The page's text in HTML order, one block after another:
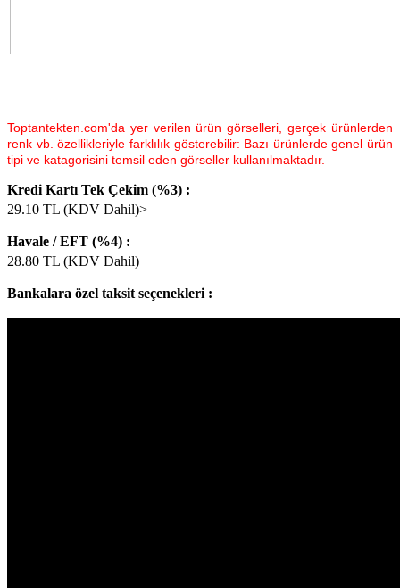
Toptantekten.com'da yer verilen ürün görselleri, gerçek ürünlerden
renk vb. özellikleriyle farklılık gösterebilir: Bazı ürünlerde genel ürün
tipi ve katagorisini temsil eden görseller kullanılmaktadır.
Kredi Kartı Tek Çekim (%3) :
29.10 TL (KDV Dahil)>
Havale / EFT (%4) :
28.80 TL (KDV Dahil)
Bankalara özel taksit seçenekleri :